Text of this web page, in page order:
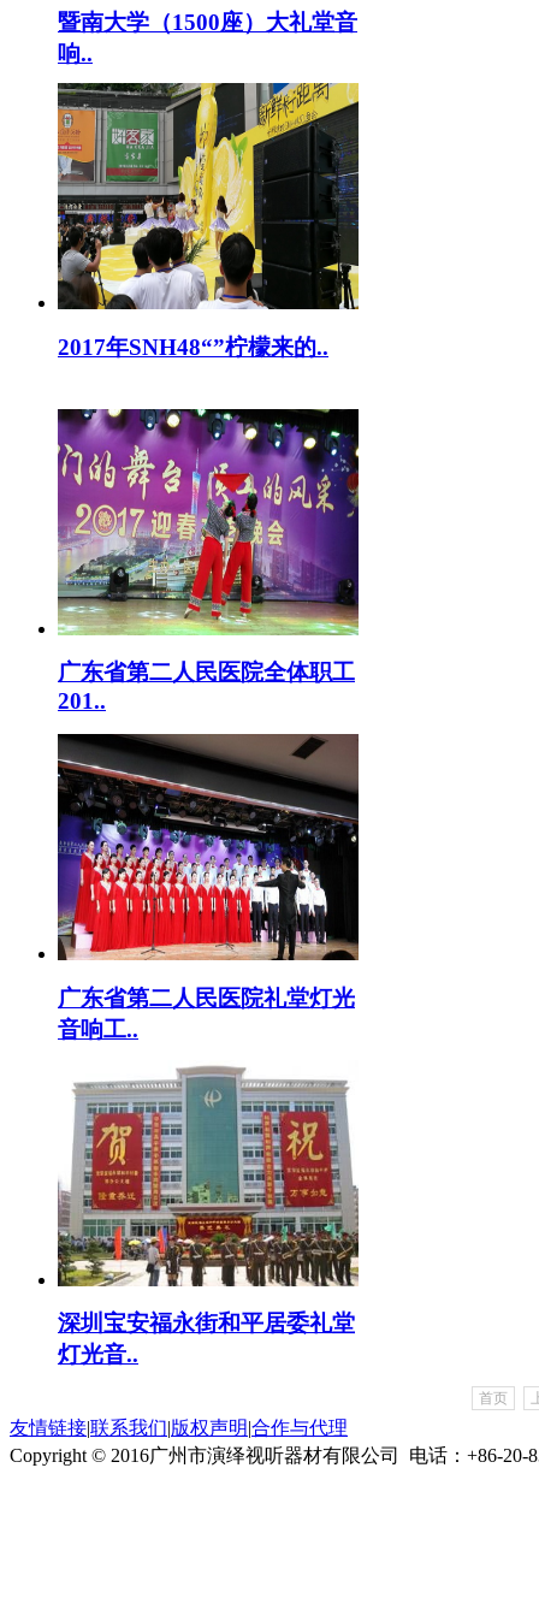
暨南大学（1500座）大礼堂音
响..
2017年SNH48“”柠檬来的..
广东省第二人民医院全体职工
201..
广东省第二人民医院礼堂灯光
音响工..
深圳宝安福永街和平居委礼堂
灯光音..
首页
友情链接|联系我们|版权声明|合作与代理
Copyright © 2016广州市演绎视听器材有限公司 电话：+86-20-